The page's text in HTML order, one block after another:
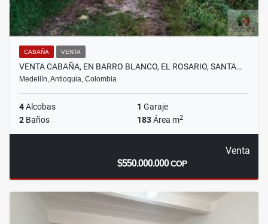
CABAÑA VENTA
VENTA CABAÑA, EN BARRO BLANCO, EL ROSARIO, SANTA…
Medellín, Antioquia, Colombia
4Alcobas 1 Garaje
2 Baños 183Área m2
Venta
$550.000.000COP